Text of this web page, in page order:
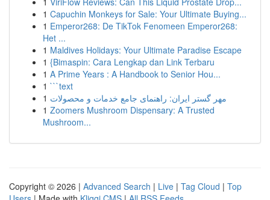
1 Capuchin Monkeys for Sale: Your Ultimate Buying...
1 Emperor268: De TikTok Fenomeen Emperor268:
Het ...
1 Maldives Holidays: Your Ultimate Paradise Escape
1 {Bimaspin: Cara Lengkap dan Link Terbaru
1 A Prime Years : A Handbook to Senior Hou...
1 ```text
1 مهر گستر ایران: راهنمای جامع خدمات و محصولات
1 Zoomers Mushroom Dispensary: A Trusted
Mushroom...
Copyright © 2026 | Advanced Search | Live | Tag Cloud | Top